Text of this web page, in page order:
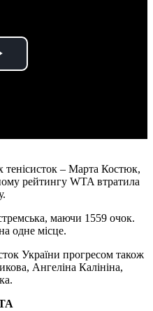
тенісисток – Марта Костюк,
рейтингу WTA втратила
маючи 1559 очок.
одне місце.
України прогресом також
Ангеліна Калініна,